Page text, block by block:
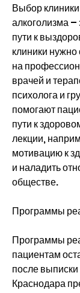
Выбор
алкоголизма
пути к
клиники
на
врачей и
психолога и
помогают
пути к
лекции,
мотивацию к
и наладить
обществе.
Программы
Программы
пациентам
после выписки
Краснодара